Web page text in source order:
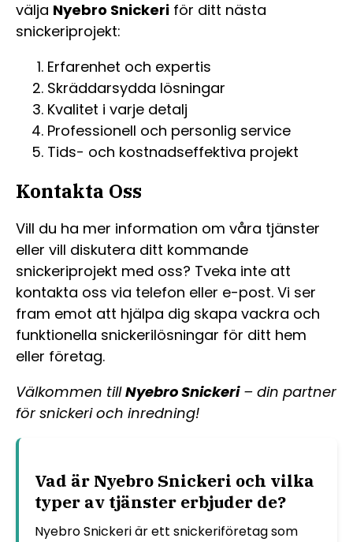
välja Nyebro Snickeri för ditt nästa
snickeriprojekt:
Erfarenhet och expertis
Skräddarsydda lösningar
Kvalitet i varje detalj
Professionell och personlig service
Tids- och kostnadseffektiva projekt
Kontakta Oss
Vill du ha mer information om våra tjänster
eller vill diskutera ditt kommande
snickeriprojekt med oss? Tveka inte att
kontakta oss via telefon eller e-post. Vi ser
fram emot att hjälpa dig skapa vackra och
funktionella snickerilösningar för ditt hem
eller företag.
Välkommen tillNyebro Snickeri– din partner
för snickeri och inredning!
Vad är Nyebro Snickeri och vilka
typer av tjänster erbjuder de?
Nyebro Snickeri är ett snickeriföretag som